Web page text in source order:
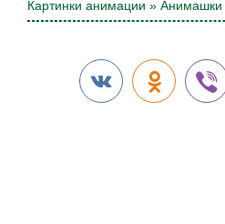
Картинки анимации » Анимашки